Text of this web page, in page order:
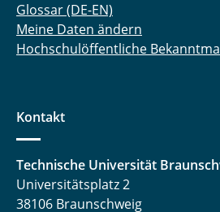
Glossar (DE-EN)
Meine Daten ändern
Hochschulöffentliche
Kontakt
Technische Universität
Universitätsplatz 2
38106 Braunschweig